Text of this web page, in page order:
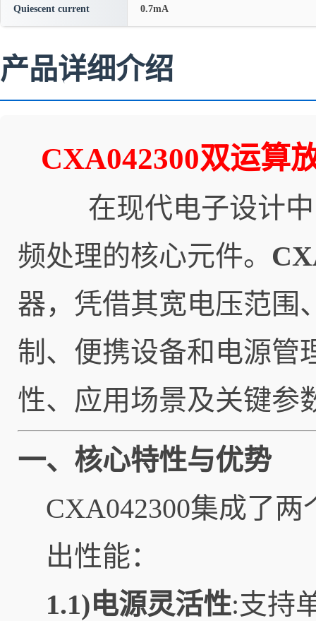
Quiescent current 0.7mA
产品详细介绍
CXA042300双运算
在现代电子设计中
频处理的核心元件。
器，凭借其宽电压范围
制、便携设备和电源管
性、应用场景及关键参
一、核心特性与优势
CXA042300集成了
出性能：
1.1)电源灵活性:支持